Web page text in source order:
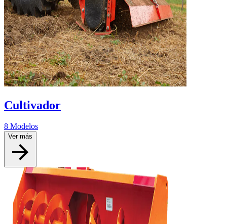
Cultivador
8 Modelos
Ver más